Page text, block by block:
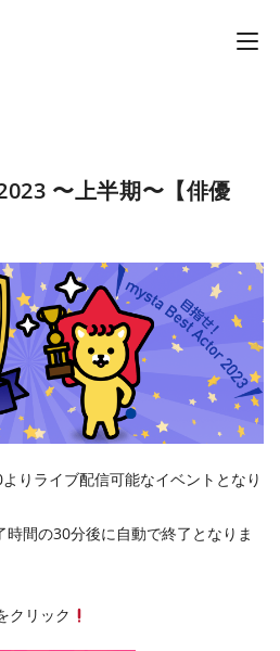
〜上半期〜【俳優
りライブ配信可能なイベントとなり
間の30分後に自動で終了となりま
クリック